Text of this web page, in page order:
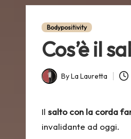
u
r
e
t
t
a
Posted
Bodypositivity
Cos’è il
Posted
ByLa Lauretta
Il salto con la corda
invalidante ad oggi.